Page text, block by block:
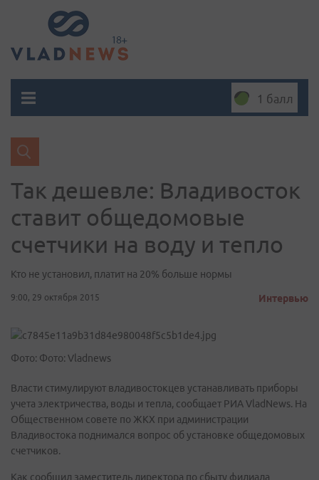
1 балл
Так дешевле: Владивосток
ставит общедомовые
счетчики на воду и тепло
Кто не установил, платит на 20% больше нормы
9:00, 29 октября 2015 Интервью
Фото: Фото: Vladnews
Власти стимулируют владивостокцев устанавливать приборы
учета электричества, воды и тепла, сообщает РИА VladNews. На
Общественном совете по ЖКХ при администрации
Владивостока поднимался вопрос об установке общедомовых
счетчиков.
Как сообщил заместитель директора по сбыту филиала